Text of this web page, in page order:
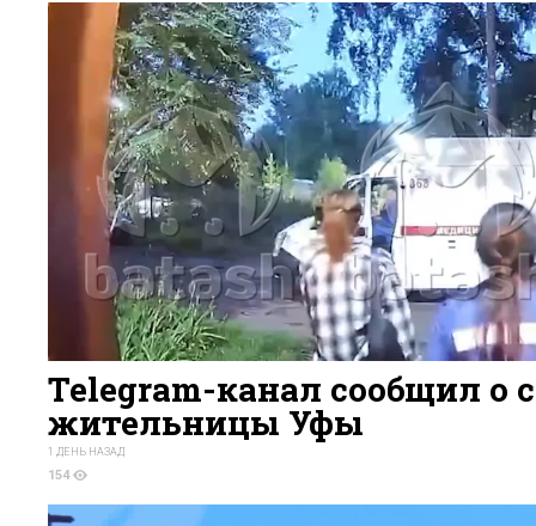
Telegram-канал сообщил о
жительницы Уфы
1 ДЕНЬ НАЗАД
154